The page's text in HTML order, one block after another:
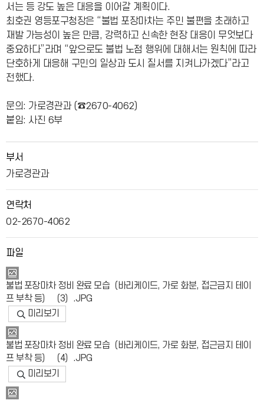
서는 등 강도 높은 대응을 이어갈 계획이다.
최호권 영등포구청장은 “불법 포장마차는 주민 불편을 초래하고
재발 가능성이 높은 만큼, 강력하고 신속한 현장 대응이 무엇보다
중요하다”라며 “앞으로도 불법 노점 행위에 대해서는 원칙에 따라
단호하게 대응해 구민의 일상과 도시 질서를 지켜나가겠다”라고
전했다.
문의: 가로경관과 (☎2670-4062)
붙임: 사진 6부
부서
가로경관과
연락처
02-2670-4062
파일
불법 포장마차 정비 완료 모습（바리케이드, 가로 화분, 접근금지 테이
프 부착 등） （3）.JPG
미리보기
불법 포장마차 정비 완료 모습（바리케이드, 가로 화분, 접근금지 테이
프 부착 등） （4）.JPG
미리보기